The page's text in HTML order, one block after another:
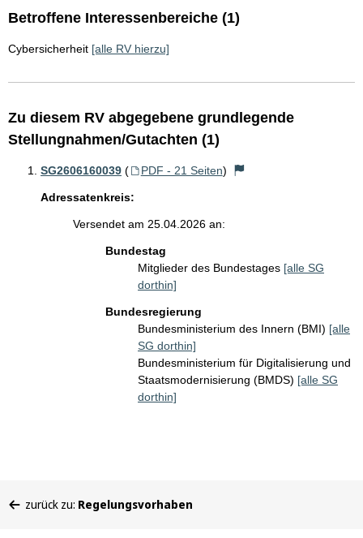
Betroffene Interessenbereiche (1)
Cybersicherheit [alle RV hierzu]
Zu diesem RV abgegebene grundlegende
Stellungnahmen/Gutachten (1)
SG2606160039 ( PDF - 21 Seiten)
Adressatenkreis:
Versendet am 25.04.2026 an:
Bundestag
Mitglieder des Bundestages [alle SG
dorthin]
Bundesregierung
Bundesministerium des Innern (BMI) [alle
SG dorthin]
Bundesministerium für Digitalisierung und
Staatsmodernisierung (BMDS) [alle SG
dorthin]
befinden
zurück zu: Regelungsvorhaben